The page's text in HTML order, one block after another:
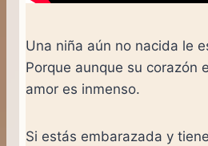
Una niña aún no nacida le
Porque aunque su corazón
amor es inmenso.
Si estás embarazada y